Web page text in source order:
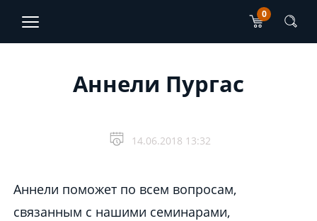
0
Main content sectionАннели Пургас
14.06.2018 13:32
Аннели поможет по всем вопросам,
связанным с нашими семинарами,